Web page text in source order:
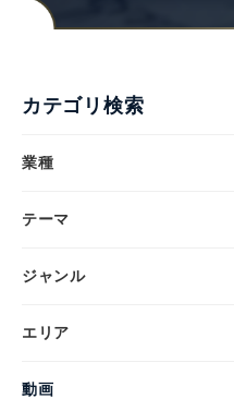
カテゴリ検索
業種
テーマ
ジャンル
エリア
動画